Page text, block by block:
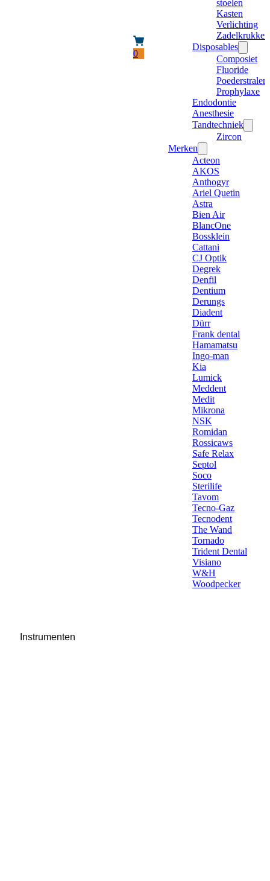
0
stoelen
Kasten
Verlichting
Zadelkrukken
Disposables
Composiet
Fluoride
Poederstraler
Prophylaxe
Endodontie
Anesthesie
Tandtechniek
Zircon
Merken
Acteon
AKOS
Anthogyr
Ariel Quetin
Astra
Bien Air
BlancOne
Bossklein
Cattani
CJ Optik
Degrek
Denfil
Dentium
Derungs
Diadent
Dürr
Frank dental
Hamamatsu
Ingo-man
Kia
Lumick
Meddent
Medit
Mikrona
NSK
Romidan
Rossicaws
Safe Relax
Septol
Soco
Sterilife
Tavom
Tecno-Gaz
Tecnodent
The Wand
Tornado
Trident Dental
Visiano
W&H
Woodpecker
Instrumenten